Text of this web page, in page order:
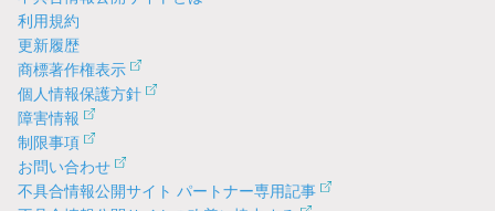
利用規約
更新履歴
商標著作権表示
個人情報保護方針
障害情報
制限事項
お問い合わせ
不具合情報公開サイト パートナー専用記事